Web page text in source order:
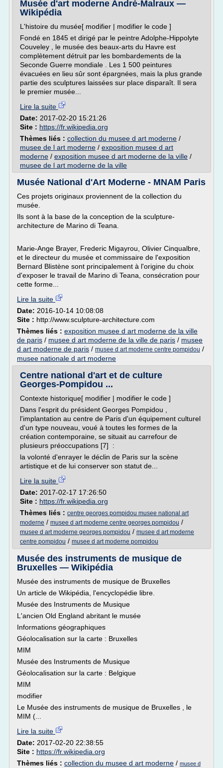
Musée d'art moderne André-Malraux —
Wikipédia
L'histoire du musée[ modifier | modifier le code ]
Fondé en 1845 et dirigé par le peintre Adolphe-Hippolyte
Couveley , le musée des beaux-arts du Havre est
complètement détruit par les bombardements de la
Seconde Guerre mondiale . Les 1 500 peintures
évacuées en lieu sûr sont épargnées, mais la plus grande
partie des sculptures laissées sur place disparaît. Il sera
le premier musée...
Lire la suite
Date: 2017-02-20 15:21:26
Site : https://fr.wikipedia.org
Thèmes liés : collection du musee d art moderne /
musee de l art moderne / exposition musee d art
moderne / exposition musee d art moderne de la ville /
musee de l art moderne de la ville
Musée National d'Art Moderne - MNAM Paris
Ces projets originaux proviennent de la collection du
musée.
Ils sont à la base de la conception de la sculpture-
architecture de Marino di Teana.
Marie-Ange Brayer, Frederic Migayrou, Olivier Cinqualbre,
et le directeur du musée et commissaire de l'exposition
Bernard Blistène sont principalement à l'origine du choix
d'exposer le travail de Marino di Teana, consécration pour
cette forme...
Lire la suite
Date: 2016-10-14 10:08:08
Site : http://www.sculpture-architecture.com
Thèmes liés : exposition musee d art moderne de la ville
de paris / musee d art moderne de la ville de paris / musee
d art moderne de paris / musee d art moderne centre pompidou /
musee nationale d art moderne
Centre national d'art et de culture
Georges-Pompidou ...
Contexte historique[ modifier | modifier le code ]
Dans l'esprit du président Georges Pompidou ,
l'implantation au centre de Paris d'un équipement culturel
d'un type nouveau, voué à toutes les formes de la
création contemporaine, se situait au carrefour de
plusieurs préoccupations [7] :
la volonté d'enrayer le déclin de Paris sur la scène
artistique et de lui conserver son statut de...
Lire la suite
Date: 2017-02-17 17:26:50
Site : https://fr.wikipedia.org
Thèmes liés : centre georges pompidou musee national art
moderne / musee d art moderne centre georges pompidou /
musee d art moderne georges pompidou / musee d art moderne
centre pompidou / musee d art moderne pompidou
Musée des instruments de musique de
Bruxelles — Wikipédia
Musée des instruments de musique de Bruxelles
Un article de Wikipédia, l'encyclopédie libre.
Musée des Instruments de Musique
L'ancien Old England abritant le musée
Informations géographiques
Géolocalisation sur la carte : Bruxelles
MIM
Musée des Instruments de Musique
Géolocalisation sur la carte : Belgique
MIM
modifier
Le Musée des instruments de musique de Bruxelles , le
MIM (...
Lire la suite
Date: 2017-02-20 22:38:55
Site : https://fr.wikipedia.org
Thèmes liés : collection du musee d art moderne / musee d